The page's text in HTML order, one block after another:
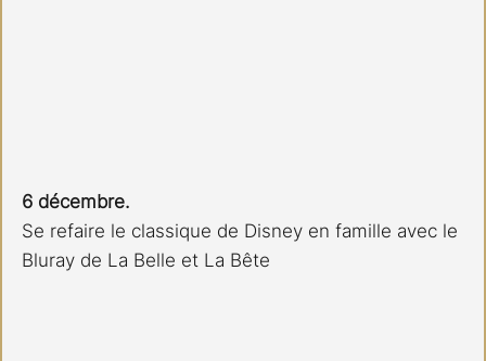
6 décembre.
Se refaire le classique de Disney en famille avec le
Bluray de La Belle et La Bête